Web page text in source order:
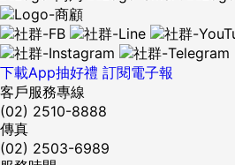
下載App抽好禮 訂閱電子報
客戶服務專線
(02) 2510-8888
傳真
(02) 2503-6989